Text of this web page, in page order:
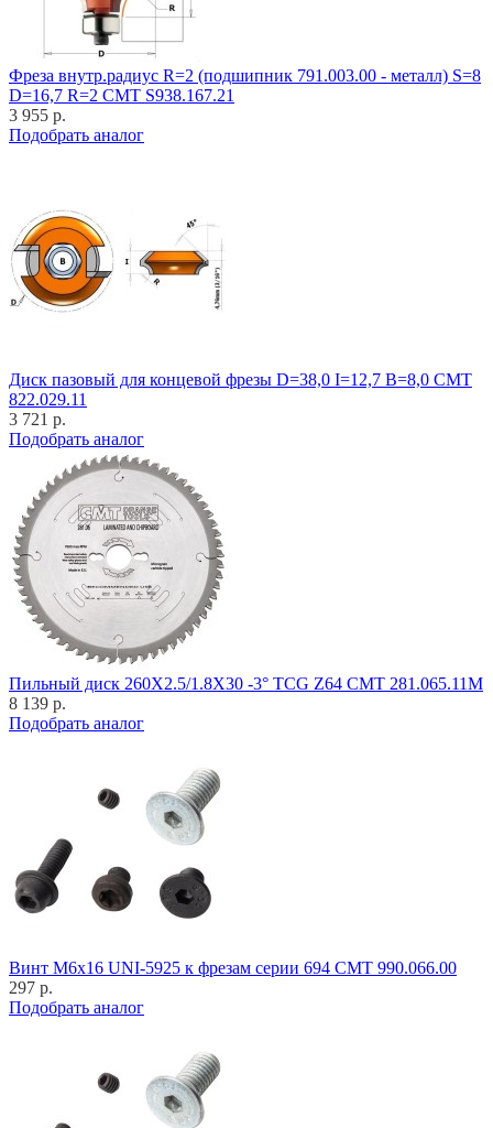
Фреза внутр.радиус R=2 (подшипник 791.003.00 - металл) S=8
D=16,7 R=2 CMT S938.167.21
3 955 р.
Подобрать аналог
Диск пазовый для концевой фрезы D=38,0 I=12,7 B=8,0 CMT
822.029.11
3 721 р.
Подобрать аналог
Пильный диск 260X2.5/1.8X30 -3° TCG Z64 CMT 281.065.11M
8 139 р.
Подобрать аналог
Винт M6x16 UNI-5925 к фрезам серии 694 CMT 990.066.00
297 р.
Подобрать аналог